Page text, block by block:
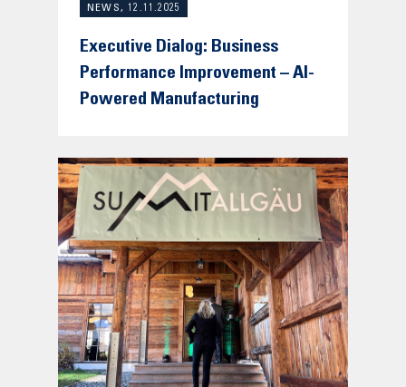
NEWS, 12.11.2025
Executive Dialog: Business
Performance Improvement – AI-
Powered Manufacturing